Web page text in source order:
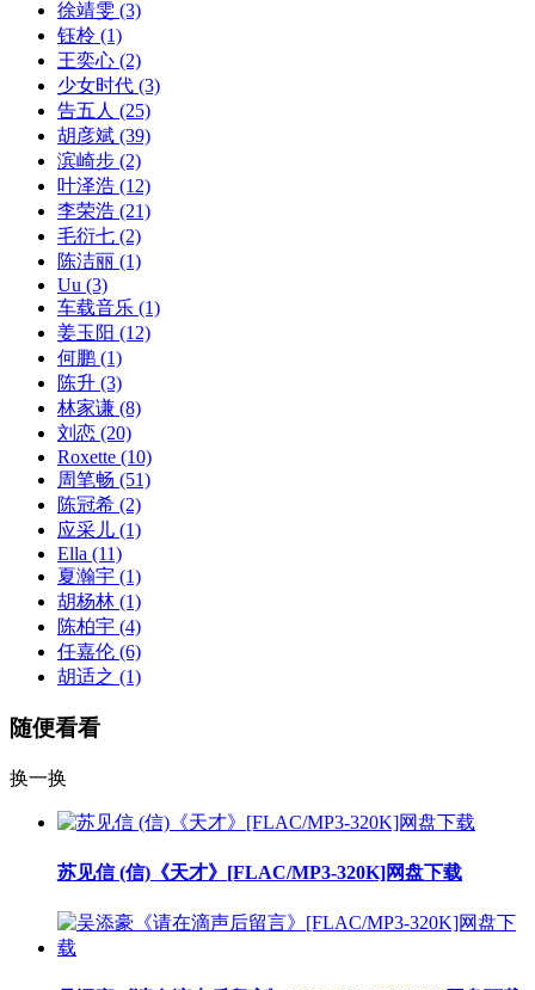
徐靖雯 (3)
钰柃 (1)
王奕心 (2)
少女时代 (3)
告五人 (25)
胡彦斌 (39)
滨崎步 (2)
叶泽浩 (12)
李荣浩 (21)
毛衍七 (2)
陈洁丽 (1)
Uu (3)
车载音乐 (1)
姜玉阳 (12)
何鹏 (1)
陈升 (3)
林家谦 (8)
刘恋 (20)
Roxette (10)
周笔畅 (51)
陈冠希 (2)
应采儿 (1)
Ella (11)
夏瀚宇 (1)
胡杨林 (1)
陈柏宇 (4)
任嘉伦 (6)
胡适之 (1)
随便看看
换一换
苏见信 (信)《天才》[FLAC/MP3-320K]网盘下载